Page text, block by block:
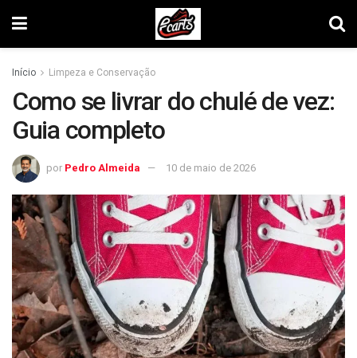
Início Limpeza e Conservação
Como se livrar do chulé de vez:
Guia completo
por Pedro Almeida 10 de maio de 2026